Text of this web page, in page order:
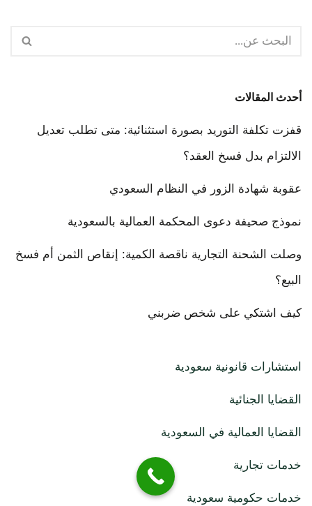
أحدث المقالات
قفزت تكلفة التوريد بصورة استثنائية: متى تطلب تعديل
الالتزام بدل فسخ العقد؟
عقوبة شهادة الزور في النظام السعودي
نموذج صحيفة دعوى المحكمة العمالية بالسعودية
وصلت الشحنة التجارية ناقصة الكمية: إنقاص الثمن أم فسخ
البيع؟
كيف اشتكي على شخص ضربني
استشارات قانونية سعودية
القضايا الجنائية
القضايا العمالية في السعودية
خدمات تجارية
خدمات حكومية سعودية